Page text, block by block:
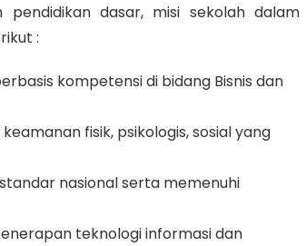
dasar, misi sekolah dalam
:
kompetensi di bidang Bisnis dan
fisik, psikologis, sosial yang
nasional serta memenuhi
teknologi informasi dan